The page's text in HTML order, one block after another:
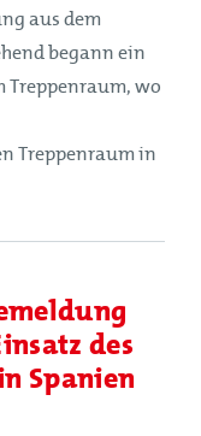
aus dem
begann ein
Treppenraum, wo
Treppenraum in
des
Spanien